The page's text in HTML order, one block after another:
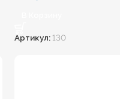
Артикул: 130